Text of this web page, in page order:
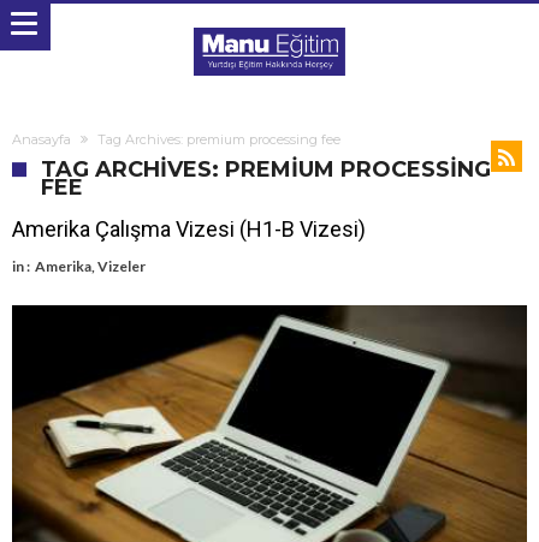
Anasayfa Tag Archives: premium processing fee
TAG ARCHIVES: PREMIUM PROCESSING
FEE
Amerika Çalışma Vizesi (H1-B Vizesi)
in : Amerika,Vizeler